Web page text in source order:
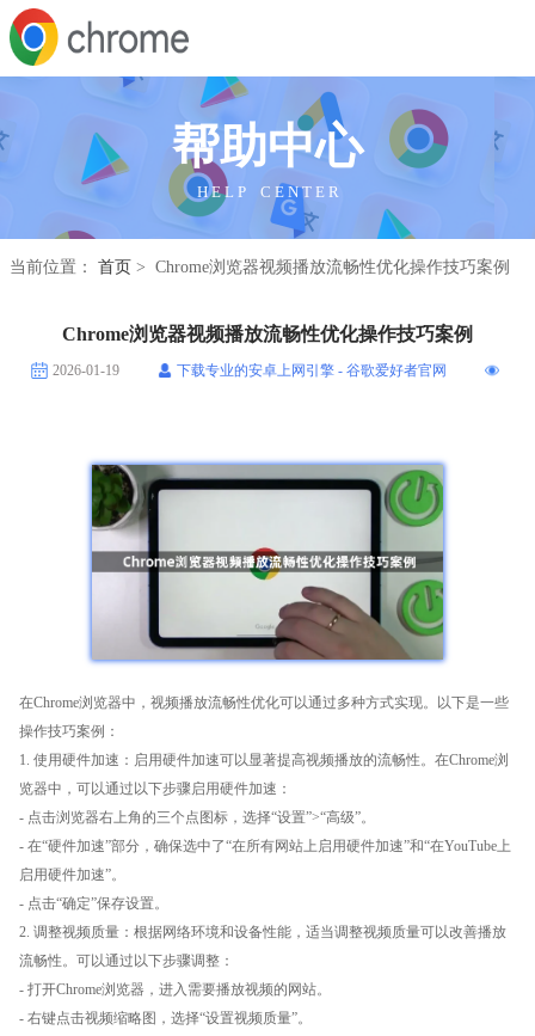
帮助中心
H E L P C E N T E R
当前位置： 首页 > Chrome浏览器视频播放流畅性优化操作技巧案例
Chrome浏览器视频播放流畅性优化操作技巧案例
2026-01-19 下载专业的安卓上网引擎 - 谷歌爱好者官网
在Chrome浏览器中，视频播放流畅性优化可以通过多种方式实现。以下是一些
操作技巧案例：
1. 使用硬件加速：启用硬件加速可以显著提高视频播放的流畅性。在Chrome浏
览器中，可以通过以下步骤启用硬件加速：
- 点击浏览器右上角的三个点图标，选择“设置”>“高级”。
- 在“硬件加速”部分，确保选中了“在所有网站上启用硬件加速”和“在YouTube上
启用硬件加速”。
- 点击“确定”保存设置。
2. 调整视频质量：根据网络环境和设备性能，适当调整视频质量可以改善播放
流畅性。可以通过以下步骤调整：
- 打开Chrome浏览器，进入需要播放视频的网站。
- 右键点击视频缩略图，选择“设置视频质量”。